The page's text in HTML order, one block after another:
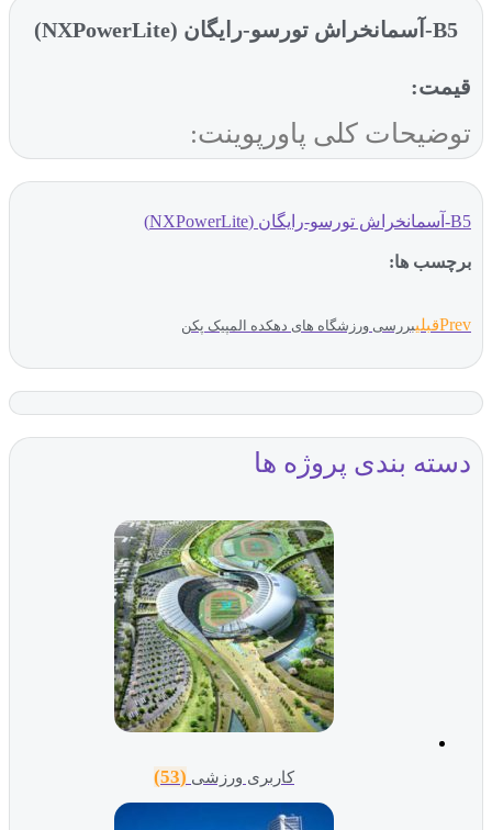
B5-آسمانخراش تورسو-رایگان (NXPowerLite)
قیمت:
توضیحات کلی پاورپوینت:
B5-آسمانخراش تورسو-رایگان (NXPowerLite)
برچسب ها:
Prevقبلیبررسی ورزشگاه های دهکده المپیک پکن
دسته بندی پروژه ها
کاربری ورزشی (53)